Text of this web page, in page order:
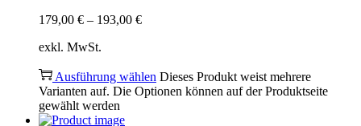
179,00 € – 193,00 €
exkl. MwSt.
Ausführung wählen Dieses Produkt weist mehrere
Varianten auf. Die Optionen können auf der Produktseite
gewählt werden